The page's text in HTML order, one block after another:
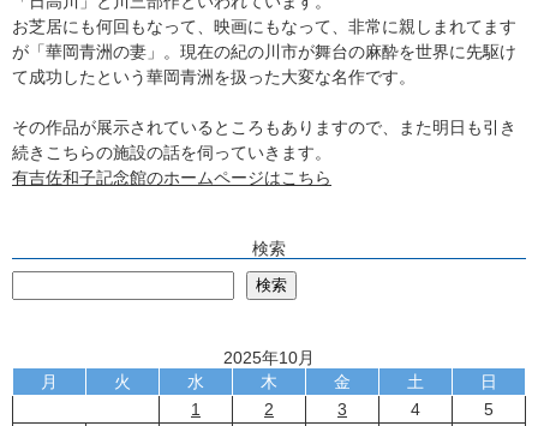
お芝居にも何回もなって、映画にもなって、非常に親しまれてます
が「華岡青洲の妻」。現在の紀の川市が舞台の麻酔を世界に先駆け
て成功したという華岡青洲を扱った大変な名作です。
その作品が展示されているところもありますので、また明日も引き
続きこちらの施設の話を伺っていきます。
有吉佐和子記念館のホームページはこちら
検索
検索
2025年10月
月
火 水 木 金 土
日
1
2 3 4
5